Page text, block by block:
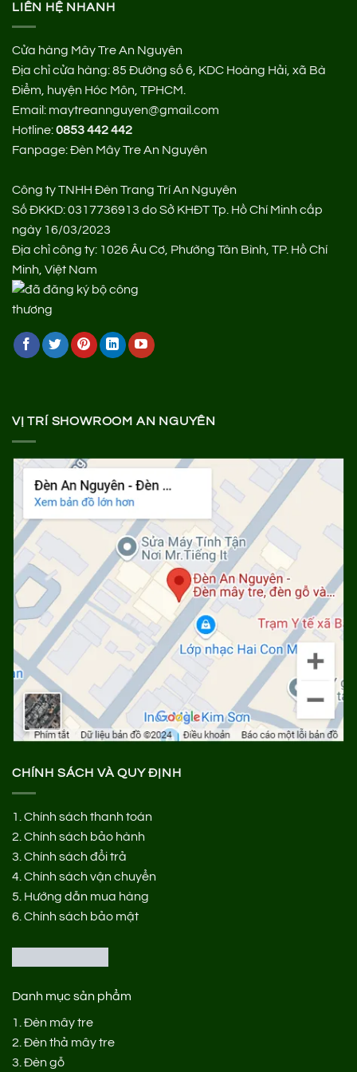
LIÊN HỆ NHANH
Cửa hàng Mây Tre An Nguyên
Địa chỉ cửa hàng:85 Đường số 6, KDC Hoàng Hải, xã Bà
Điểm, huyện Hóc Môn, TPHCM.
Email: maytreannguyen@gmail.com
Hotline:0853 442 442
Fanpage:Đèn Mây Tre An Nguyên
Công ty TNHH Đèn Trang Trí An Nguyên
Số ĐKKD: 0317736913 do Sở KHĐT Tp. Hồ Chí Minh cấp
ngày 16/03/2023
Địa chỉ công ty: 1026 Âu Cơ, Phường Tân Bình, TP. Hồ Chí
Minh, Việt Nam
VỊ TRÍ SHOWROOM AN NGUYÊN
CHÍNH SÁCH VÀ QUY ĐỊNH
1. Chính sách thanh toán
2. Chính sách bảo hành
3. Chính sách đổi trả
4. Chính sách vận chuyển
5. Hướng dẫn mua hàng
6. Chính sách bảo mật
Danh mục sản phẩm
1. Đèn mây tre
2. Đèn thả mây tre
3. Đèn gỗ